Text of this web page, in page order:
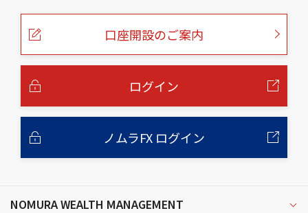
口座開設のご案内
ログイン
ノムラFX ログイン
NOMURA WEALTH MANAGEMENT